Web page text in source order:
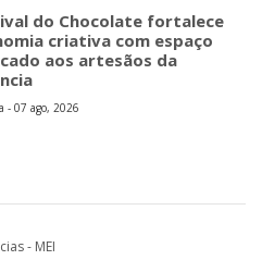
do Chocolate fortalece
criativa com espaço
aos artesãos da
- 07 ago, 2026
- MEI